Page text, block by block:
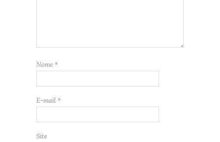
Nome *
E-mail *
Site